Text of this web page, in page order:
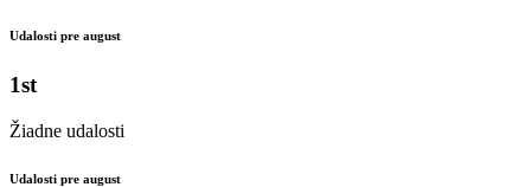
Udalosti pre august
1st
Žiadne udalosti
Udalosti pre august